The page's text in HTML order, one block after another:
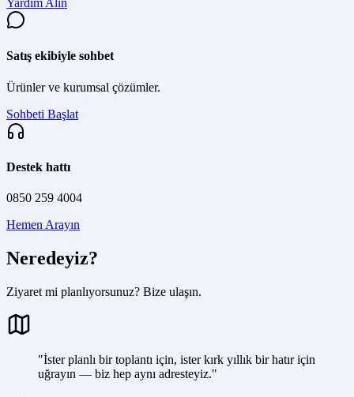
Yardım Alın
Satış ekibiyle sohbet
Ürünler ve kurumsal çözümler.
Sohbeti Başlat
Destek hattı
0850 259 4004
Hemen Arayın
Neredeyiz?
Ziyaret mi planlıyorsunuz? Bize ulaşın.
"İster planlı bir toplantı için, ister kırk yıllık bir hatır için
uğrayın — biz hep aynı adresteyiz."